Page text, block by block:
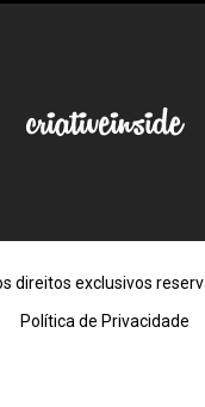
direitos exclusivos
Política de Privacidade